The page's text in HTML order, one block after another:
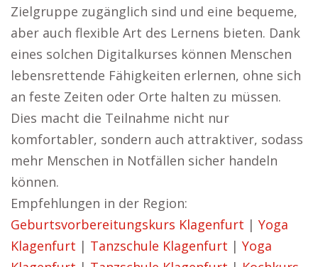
Zielgruppe zugänglich sind und eine bequeme,
aber auch flexible Art des Lernens bieten. Dank
eines solchen Digitalkurses können Menschen
lebensrettende Fähigkeiten erlernen, ohne sich
an feste Zeiten oder Orte halten zu müssen.
Dies macht die Teilnahme nicht nur
komfortabler, sondern auch attraktiver, sodass
mehr Menschen in Notfällen sicher handeln
können.
Empfehlungen in der Region:
Geburtsvorbereitungskurs Klagenfurt | Yoga
Klagenfurt | Tanzschule Klagenfurt | Yoga